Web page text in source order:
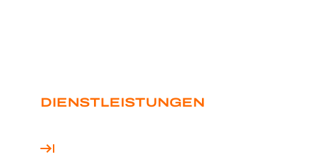
DIENSTLEISTUNGEN